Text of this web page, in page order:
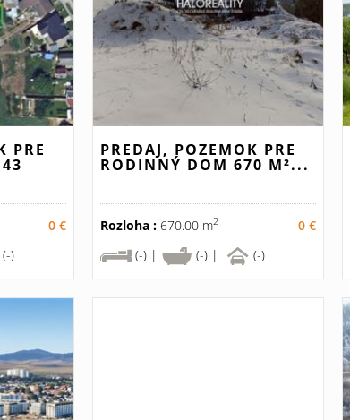
PRE
0 €
(-)
PREDAJ, POZEMOK PRE
RODINNÝ DOM 670 M²...
Rozloha :670.00 m2
0 €
(-) |
(-) | (-)